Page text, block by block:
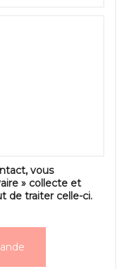
vous
» collecte et
de traiter celle-ci.